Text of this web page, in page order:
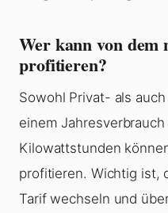
Wer kann von
profitieren?
Sowohl Privat- als
einem
Kilowattstunden
profitieren. Wichtig ist,
Tarif wechseln und